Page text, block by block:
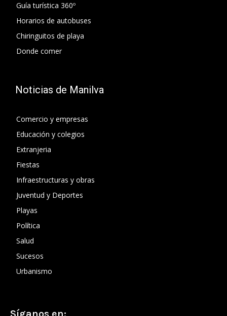
Guía turística 360º
Horarios de autobuses
Chiringuitos de playa
Donde comer
Noticias de Manilva
Comercio y empresas
Educación y colegios
Extranjeria
Fiestas
Infraestructuras y obras
Juventud y Deportes
Playas
Política
Salud
Sucesos
Urbanismo